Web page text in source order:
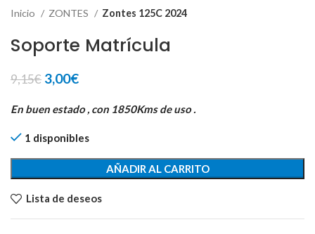
Inicio ZONTES Zontes 125C 2024
Soporte Matrícula
9,15€ El
original
9,15€.
3,00€El
actual
3,00€.
En buen estado , con 1850Kms de uso .
1 disponibles
AÑADIR AL CARRITO
Lista de deseos